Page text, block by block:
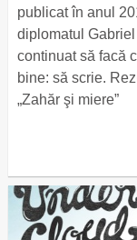
publicat în anul
diplomatul
continuat să facă
bine: să scrie.
„Zahăr şi miere”